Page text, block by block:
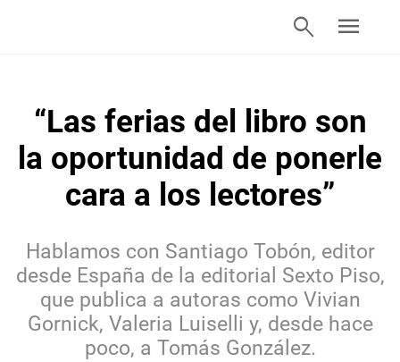
search menu
“Las ferias del libro son
la oportunidad de ponerle
cara a los lectores”
Hablamos con Santiago Tobón, editor
desde España de la editorial Sexto Piso,
que publica a autoras como Vivian
Gornick, Valeria Luiselli y, desde hace
poco, a Tomás González.